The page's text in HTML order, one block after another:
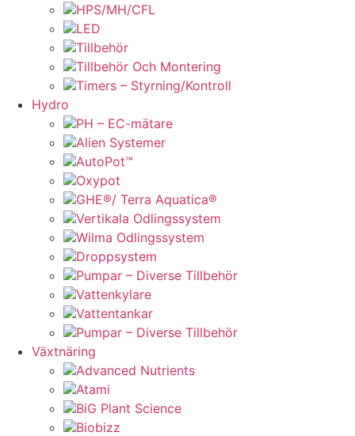
HPS/MH/CFL
LED
Tillbehör
Tillbehör Och Montering
Timers – Styrning/Kontroll
Hydro
PH – EC-mätare
Alien Systemer
AutoPot™
Oxypot
GHE®/ Terra Aquatica®
Vertikala Odlingssystem
Wilma Odlingssystem
Droppsystem
Pumpar – Diverse Tillbehör
Vattenkylare
Vattentankar
Pumpar – Diverse Tillbehör
Växtnäring
Advanced Nutrients
Atami
BiG Plant Science
Biobizz